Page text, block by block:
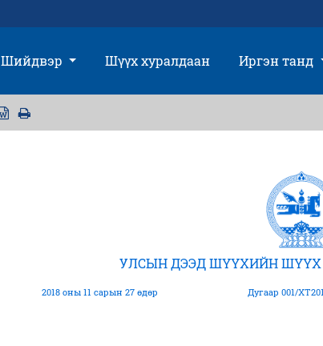
Шийдвэр Шүүх хуралдаан Иргэн танд
УЛСЫН ДЭЭД ШҮҮХИЙН
2018 оны 11 сарын 27 өдөр Дугаар 001/